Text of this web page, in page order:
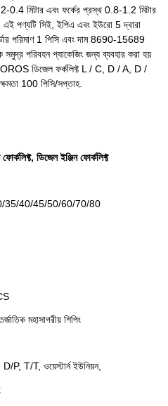
0.4 মিটার এবং ফর্কের প্রস্থ 0.8-1.2 মিটার
পণ্যটি সিই, ইপিএ এবং ইউরো 5 দ্বারা
পরিমাণ 1 পিসি এবং দাম 8690-15689
সমুদ্র পরিবহন প্যাকেজিং জন্য ব্যবহার করা হয়
ডিজেল ফর্কলিফ্ট L / C, D / A, D /
100 পিসি/সপ্তাহ.
ডিজেল ইঞ্জিন ফোর্কলিফ্ট
35/40/45/50/60/70/80
মহাসাগরীয় শিপিং
P, T/T, ওয়েস্টার্ন ইউনিয়ন,